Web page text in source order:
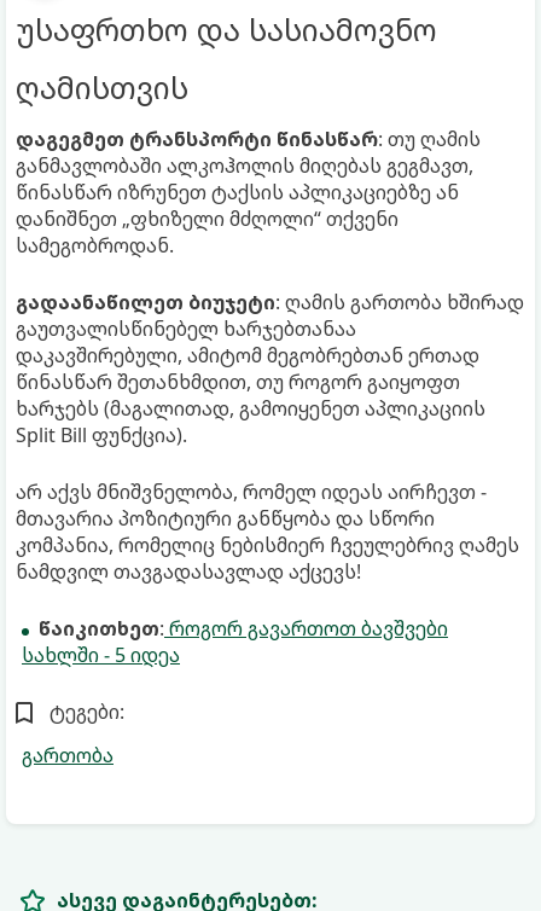
უსაფრთხო და სასიამოვნო
ღამისთვის
დაგეგმეთ ტრანსპორტი წინასწარ: თუ ღამის
განმავლობაში ალკოჰოლის მიღებას გეგმავთ,
წინასწარ იზრუნეთ ტაქსის აპლიკაციებზე ან
დანიშნეთ „ფხიზელი მძღოლი“ თქვენი
სამეგობროდან.
გადაანაწილეთ ბიუჯეტი: ღამის გართობა ხშირად
გაუთვალისწინებელ ხარჯებთანაა
დაკავშირებული, ამიტომ მეგობრებთან ერთად
წინასწარ შეთანხმდით, თუ როგორ გაიყოფთ
ხარჯებს (მაგალითად, გამოიყენეთ აპლიკაციის
Split Bill ფუნქცია).
არ აქვს მნიშვნელობა, რომელ იდეას აირჩევთ -
მთავარია პოზიტიური განწყობა და სწორი
კომპანია, რომელიც ნებისმიერ ჩვეულებრივ ღამეს
ნამდვილ თავგადასავლად აქცევს!
წაიკითხეთ: როგორ გავართოთ ბავშვები
სახლში - 5 იდეა
ტეგები:
გართობა
ასევე დაგაინტერესებთ: